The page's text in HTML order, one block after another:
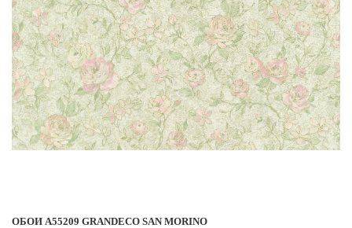
ОБОИ A55209 GRANDECO SAN MORINO